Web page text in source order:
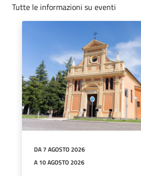
Tutte le informazioni su eventi
DA 7 AGOSTO 2026
A 10 AGOSTO 2026